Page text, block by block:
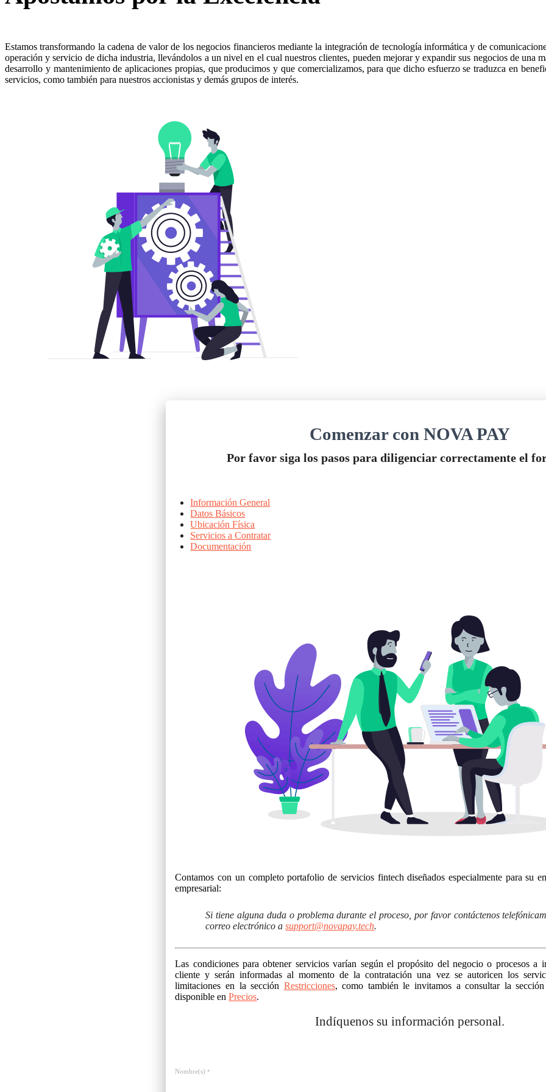
Estamos transformando la cadena de valor de los negocios financieros mediante la integración de tecnología informática y de
operación y servicio de dicha industria, llevándolos a un nivel en el cual nuestros clientes, pueden mejorar y expandir sus negocios de una
desarrollo y mantenimiento de aplicaciones propias, que producimos y que comercializamos, para que dicho esfuerzo se traduzca en
servicios, como también para nuestros accionistas y demás grupos de interés.
Comenzar con NOVA PAY
Por favor siga los pasos para diligenciar correctamente el
Información General
Datos Básicos
Ubicación Física
Servicios a Contratar
Documentación
Contamos con un completo portafolio de servicios fintech diseñados especialmente para su
empresarial:
Si tiene alguna duda o problema durante el proceso, por favor contáctenos
correo electrónico asupport@novapay.tech.
Las condiciones para obtener servicios varían según el propósito del negocio o procesos a
cliente y serán informadas al momento de la contratación una vez se autoricen los
limitaciones en la sección Restricciones, como también le invitamos a consultar la
disponible enPrecios.
Indíquenos su información personal.
Nombre(s)*